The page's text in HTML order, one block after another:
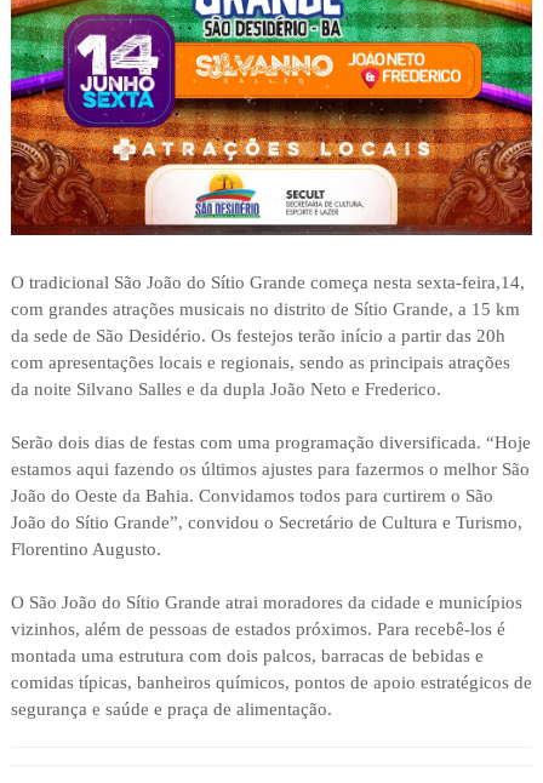
O tradicional São João do Sítio Grande começa nesta sexta-feira,14,
com grandes atrações musicais no distrito de Sítio Grande, a 15 km
da sede de São Desidério. Os festejos terão início a partir das 20h
com apresentações locais e regionais, sendo as principais atrações
da noite Silvano Salles e da dupla João Neto e Frederico.
Serão dois dias de festas com uma programação diversificada. “Hoje
estamos aqui fazendo os últimos ajustes para fazermos o melhor São
João do Oeste da Bahia. Convidamos todos para curtirem o São
João do Sítio Grande”, convidou o Secretário de Cultura e Turismo,
Florentino Augusto.
O São João do Sítio Grande atrai moradores da cidade e municípios
vizinhos, além de pessoas de estados próximos. Para recebê-los é
montada uma estrutura com dois palcos, barracas de bebidas e
comidas típicas, banheiros químicos, pontos de apoio estratégicos de
segurança e saúde e praça de alimentação.